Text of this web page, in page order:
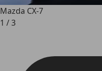
Mazda CX-7
1 /3